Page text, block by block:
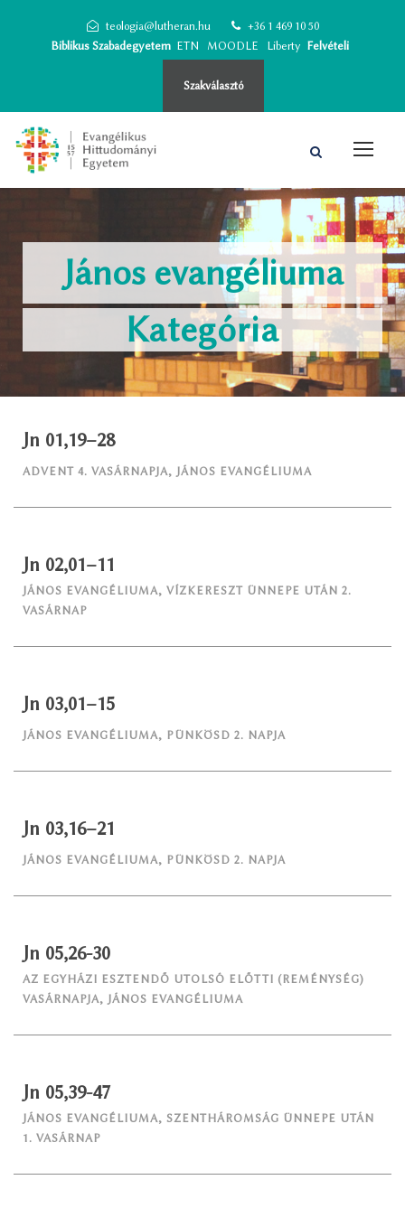
teologia@lutheran.hu
+36 1 469 10 50
Biblikus Szabadegyetem ETN MOODLE Liberty Felvételi
Szakválasztó
János evangéliuma
Kategória
Jn 01,19–28
ADVENT 4. VASÁRNAPJA, JÁNOS EVANGÉLIUMA
Jn 02,01–11
JÁNOS EVANGÉLIUMA, VÍZKERESZT ÜNNEPE UTÁN 2.
VASÁRNAP
Jn 03,01–15
JÁNOS EVANGÉLIUMA, PÜNKÖSD 2. NAPJA
Jn 03,16–21
JÁNOS EVANGÉLIUMA, PÜNKÖSD 2. NAPJA
Jn 05,26-30
AZ EGYHÁZI ESZTENDŐ UTOLSÓ ELŐTTI (REMÉNYSÉG)
VASÁRNAPJA, JÁNOS EVANGÉLIUMA
Jn 05,39-47
JÁNOS EVANGÉLIUMA, SZENTHÁROMSÁG ÜNNEPE UTÁN
1. VASÁRNAP